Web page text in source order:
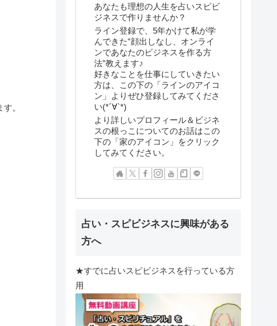
。
あなたも理想の人生を占いスピビ
ジネスで作りませんか？
ライン登録で、5年かけて私が学
んできた”顔出しなし、オンライ
ンであなたのビジネスを作る方
法”教えます♪
好きなことを仕事にしていきたい
方は、この下の「ラインのアイコ
ン」よりぜひ登録してみてくださ
い(*´∀`*)
より詳しいプロフィール＆ビジネ
スの根っこについてのお話はこの
下の「家のアイコン」をクリック
してみてください。
占い・スピビジネスに興味がある
方へ
★すでに占いスピビジネスを行っている方
用